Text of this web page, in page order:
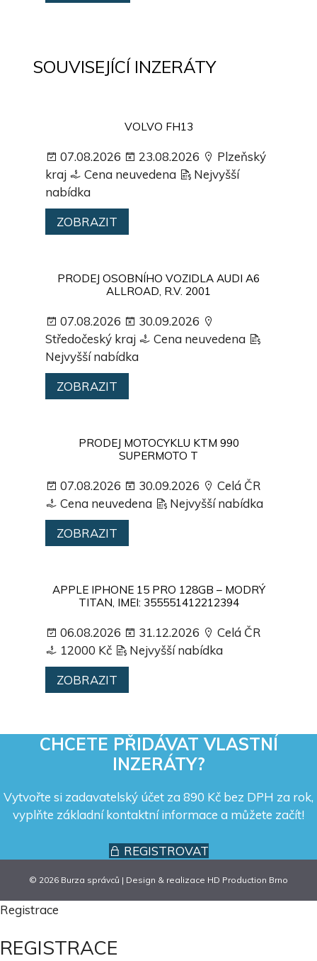
SOUVISEJÍCÍ INZERÁTY
VOLVO FH13
07.08.2026 23.08.2026
Plzeňský
kraj
Cena neuvedena
Nejvyšší
nabídka
ZOBRAZIT
PRODEJ OSOBNÍHO VOZIDLA AUDI A6
ALLROAD, R.V. 2001
07.08.2026
30.09.2026
Středočeský kraj
Cena neuvedena
Nejvyšší nabídka
ZOBRAZIT
PRODEJ MOTOCYKLU KTM 990
SUPERMOTO T
07.08.2026 30.09.2026
Celá ČR
Cena neuvedena
Nejvyšší nabídka
ZOBRAZIT
APPLE IPHONE 15 PRO 128GB – MODRÝ
TITAN, IMEI: 355551412212394
06.08.2026 31.12.2026
Celá ČR
12000 Kč
Nejvyšší nabídka
ZOBRAZIT
CHCETE PŘIDÁVAT VLASTNÍ
INZERÁTY?
Vytvořte si zadavatelský účet za 890 Kč bez DPH za rok,
vyplňte základní kontaktní informace a můžete začít!
REGISTROVAT
© 2026 Burza správců | Design & realizace HD Production Brno
Registrace
REGISTRACE